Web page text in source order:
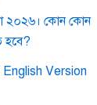
২০২৬। কোন কোন
হবে?
Version